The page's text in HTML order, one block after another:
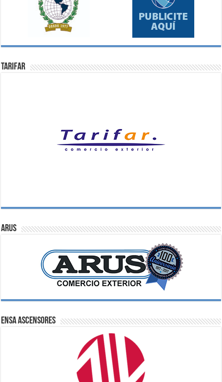
Tarifar
ARUS
ENSA Ascensores